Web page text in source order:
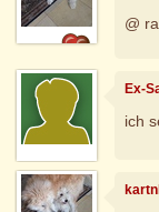
@
Ex-
ich